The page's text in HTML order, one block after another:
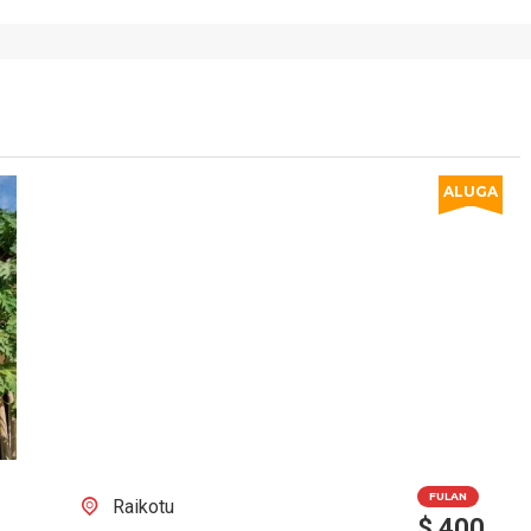
ALUGA
Raikotu FULAN